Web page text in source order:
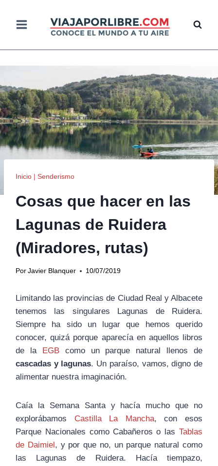
contenido
Inicio | Senderismo
Cosas que hacer en las
Lagunas de Ruidera
(Miradores, rutas)
Por Javier Blanquer 10/07/2019
Limitando las provincias de Ciudad Real y Albacete
tenemos las singulares Lagunas de Ruidera.
Siempre ha sido un lugar que hemos querido
conocer, quizá porque aparecía en aquellos libros
de la
EGBcomo un parque natural llenos de
cascadas y lagunas. Un paraíso, vamos, digno de
alimentar nuestra imaginación.
Caía la Semana Santa y hacía mucho que no
explorábamos Castilla La Mancha, con esos
Parque Nacionales como Cabañeros o las Tablas
de Daimiel , y por que no, un parque natural como
las Lagunas de Ruidera. Hacía tiempazo,